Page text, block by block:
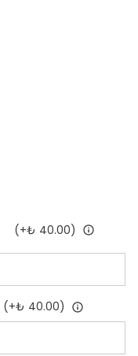
(+₺ 40.00)
(+₺ 40.00)